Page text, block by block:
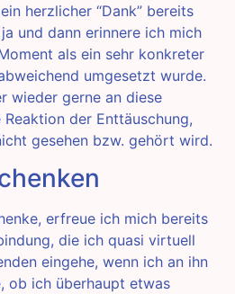
herzlicher “Dank” bereits
und dann erinnere ich mich
als ein sehr konkreter
umgesetzt wurde.
wieder gerne an diese
der Enttäuschung,
gesehen bzw. gehört wird.
erfreue ich mich bereits
die ich quasi virtuell
eingehe, wenn ich an ihn
ob ich überhaupt etwas